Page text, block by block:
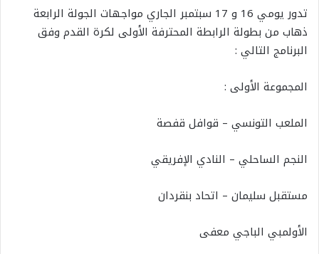
تدور يومي 16 و 17 سبتمبر الجاري مواجهات الجولة الرابعة
ذهاب من بطولة الرابطة المحترفة الأولى لكرة القدم وفق
البرنامج التالي :
المجموعة الأولى :
الملعب التونسي – قوافل قفصة
النجم الساحلي – النادي الإفريقي
مستقبل سليمان – اتحاد بنقردان
الأولمبي الباجي معفى